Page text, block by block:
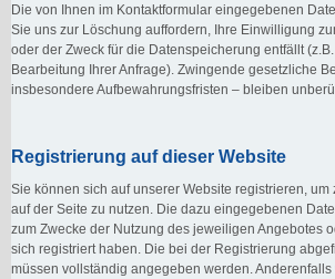
Die von Ihnen im Kontaktformular eingegebenen
Sie uns zur Löschung auffordern, Ihre Einwilligung
oder der Zweck für die Datenspeicherung entfällt
Bearbeitung Ihrer Anfrage). Zwingende gesetzliche
insbesondere Aufbewahrungsfristen – bleiben
Registrierung auf dieser Website
Sie können sich auf unserer Website registrieren, um
auf der Seite zu nutzen. Die dazu eingegebenen
zum Zwecke der Nutzung des jeweiligen Angebotes
sich registriert haben. Die bei der Registrierung
müssen vollständig angegeben werden.